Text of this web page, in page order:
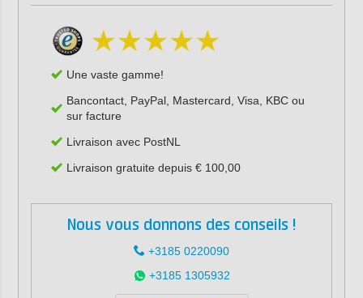
Une vaste gamme!
Bancontact, PayPal, Mastercard, Visa, KBC ou
sur facture
Livraison avec PostNL
Livraison gratuite depuis € 100,00
Nous vous donnons des conseils !
+3185 0220090
+3185 1305932